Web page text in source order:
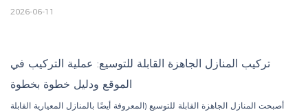
2026-06-11
تركيب المنازل الجاهزة القابلة للتوسيع: عملية التركيب في
الموقع ودليل خطوة بخطوة
أصبحت المنازل الجاهزة القابلة للتوسيع (المعروفة أيضًا بالمنازل المعيارية القابلة